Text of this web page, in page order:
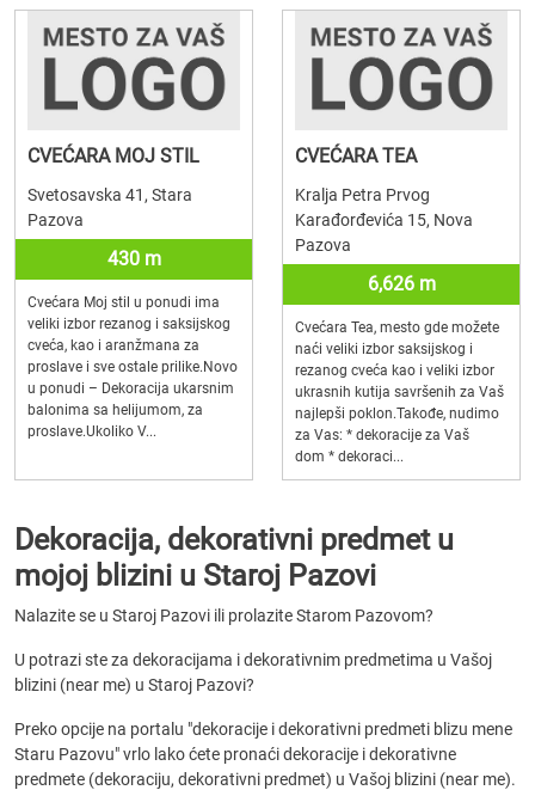
CVEĆARA MOJ STIL
Svetosavska 41, Stara
Pazova
430 m
Cvećara Moj stil u ponudi ima
veliki izbor rezanog i saksijskog
cveća, kao i aranžmana za
proslave i sve ostale prilike.Novo
u ponudi – Dekoracija ukarsnim
balonima sa helijumom, za
proslave.Ukoliko V...
CVEĆARA TEA
Kralja Petra Prvog
Karađorđevića 15, Nova
Pazova
6,626 m
Cvećara Tea, mesto gde možete
naći veliki izbor saksijskog i
rezanog cveća kao i veliki izbor
ukrasnih kutija savršenih za Vaš
najlepši poklon.Takođe, nudimo
za Vas: * dekoracije za Vaš
dom * dekoraci...
Dekoracija, dekorativni predmet u
mojoj blizini u Staroj Pazovi
Nalazite se u Staroj Pazovi ili prolazite Starom Pazovom?
U potrazi ste za dekoracijama i dekorativnim predmetima u Vašoj
blizini (near me) u Staroj Pazovi?
Preko opcije na portalu "dekoracije i dekorativni predmeti blizu mene
Staru Pazovu" vrlo lako ćete pronaći dekoracije i dekorativne
predmete (dekoraciju, dekorativni predmet) u Vašoj blizini (near me).